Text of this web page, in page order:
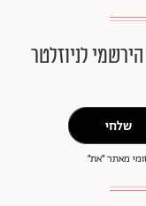
לניוזלטר
שלחי
מאתר ״את״